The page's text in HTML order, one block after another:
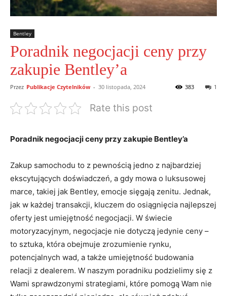
Bentley
Poradnik negocjacji ceny przy
zakupie Bentley’a
Przez Publikacje Czytelników - 30 listopada, 2024 1
383
Rate this post
Poradnik negocjacji ceny przy zakupie Bentley’a
Zakup samochodu to z pewnością jedno z najbardziej
ekscytujących‌ doświadczeń, a gdy mowa o luksusowej
marce, takiej jak Bentley, emocje sięgają zenitu. Jednak,
jak w każdej transakcji, kluczem do osiągnięcia najlepszej
oferty ​jest umiejętność negocjacji. ‌W świecie
motoryzacyjnym, negocjacje nie dotyczą jedynie ceny –
to sztuka,‍ która obejmuje zrozumienie rynku,
potencjalnych wad, a także umiejętność budowania
relacji z dealerem. W ​naszym poradniku podzielimy się z
Wami sprawdzonymi strategiami, które pomogą⁤ Wam nie